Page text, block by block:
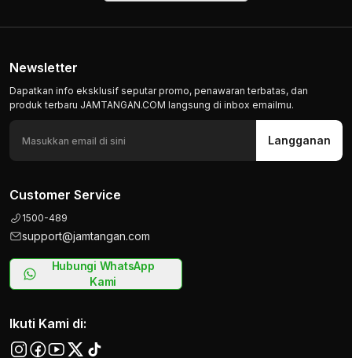
Newsletter
Dapatkan info eksklusif seputar promo, penawaran terbatas, dan
produk terbaru JAMTANGAN.COM langsung di inbox emailmu.
Langganan
Customer Service
1500-489
support@jamtangan.com
Hubungi WhatsApp
Kami
Ikuti Kami di: